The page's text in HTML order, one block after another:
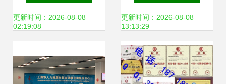
双翼齐飞 助力企业
更新时间：2026-08-08
02:19:08
能工厂建设高级研
修班(第二期)作数
字孪生工厂培训
更新时间：2026-08-08
13:13:29